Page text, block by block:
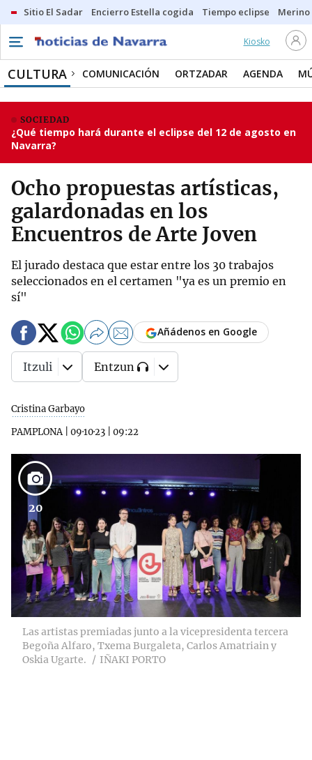
Sitio El Sadar Encierro Estella cogida Tiempo eclipse
Kiosko
CULTURA COMUNICACIÓN ORTZADAR AGENDA
SOCIEDAD
¿Qué tiempo hará durante el eclipse del 12 de agosto en
Navarra?
Ocho propuestas artísticas,
galardonadas en los
Encuentros de Arte Joven
El jurado destaca que estar entre los 30 trabajos
seleccionados en el certamen "ya es un premio en
sí"
Cristina Garbayo
PAMPLONA| 09·10·23 09:22
Añádenos en Google
Itzuli Entzun
20
Las artistas premiadas junto a la vicepresidenta tercera
Begoña Alfaro, Txema Burgaleta, Carlos Amatriain y
Oskia Ugarte.
IÑAKI PORTO